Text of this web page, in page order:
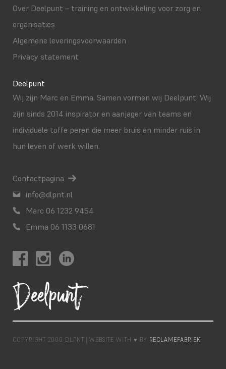
Over Deelpunt – training en ontwikkeling voor zorg en
organisaties
Algemene leveringsvoorwaarden
Privacy statement
Deelpunt
Wij zijn Marc en Emma. Samen vormen wij Deelpunt. Wij
zijn sinds 2014 inspirator en aanjager van teams en
individuele toffe peren die meer bruis en minder ruis in
hun leven of werk willen.
Contactpagina
info@dlpnt.nl
Marc 06 1232 9454
Emma 06 1133 0681
COPYRIGHT 2000 DLPNT | WEBSITE WITH ♥ BY RECLAMEFABRIEK